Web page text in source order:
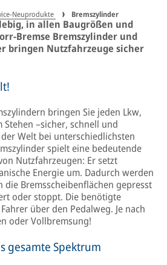
Neuprodukte Bremszylinder
in allen Baugrößen und
Bremse Bremszylinder und
bringen Nutzfahrzeuge sicher
bringen Sie jeden Lkw,
Stehen –sicher, schnell und
Welt bei unterschiedlichsten
spielt eine bedeutende
Nutzfahrzeugen: Er setzt
Energie um. Dadurch werden
die Bremsscheibenflächen gepresst
oder stoppt. Die benötigte
über den Pedalweg. Je nach
oder Vollbremsung!
gesamte Spektrum